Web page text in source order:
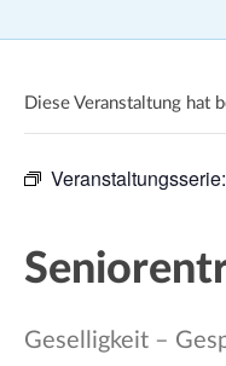
Diese Veranstaltung hat
Veranstaltungsserie:
Geselligkeit –